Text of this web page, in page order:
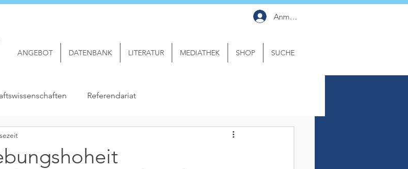
Anmelden
ANGEBOT DATENBANK LITERATUR MEDIATHEK SHOP SUCHE
Referendariat